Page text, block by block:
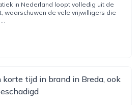
in Nederland loopt volledig uit de
waarschuwen de vele vrijwilligers die
korte tijd in brand in Breda, ook